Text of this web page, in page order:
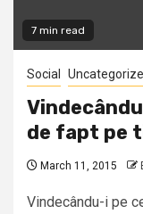
7 min read
Social
de fapt pe
March 11, 2015
Vindecându-i pe